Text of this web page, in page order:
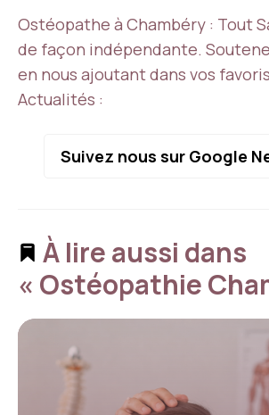
Ostéopathe à Chambéry : Tout
de façon indépendante.
en nous ajoutant dans vos
Actualités :
Suivez nous sur Google
À lire aussi dans
« Ostéopathie